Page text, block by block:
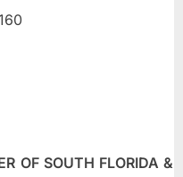
OF SOUTH FLORIDA &